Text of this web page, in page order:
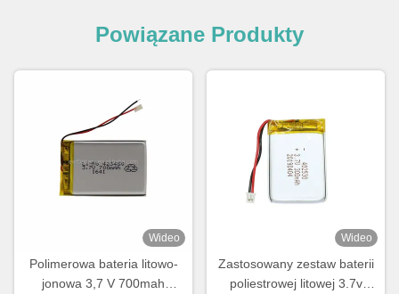
Powiązane Produkty
Wideo
Polimerowa bateria litowo-
jonowa 3,7 V 700mah
Wideo
Zastosowany zestaw baterii
poliestrowej litowej 3.7v